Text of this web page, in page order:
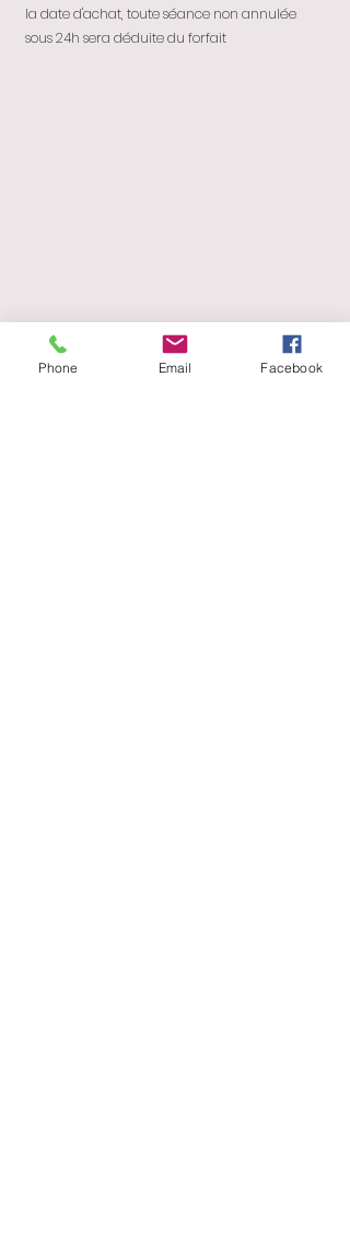
la date d'achat, toute séance non annulée
sous 24h sera déduite du forfait
Phone Email Facebook